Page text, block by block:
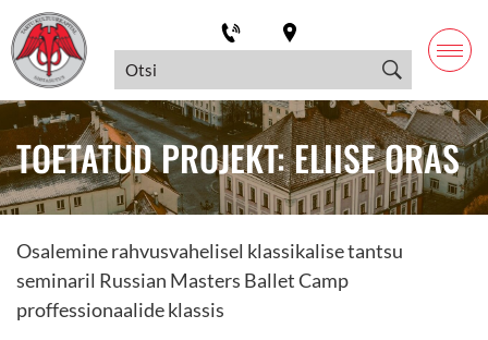
TOETATUD PROJEKT: ELIISE ORAS
Osalemine rahvusvahelisel klassikalise tantsu
seminaril Russian Masters Ballet Camp
proffessionaalide klassis